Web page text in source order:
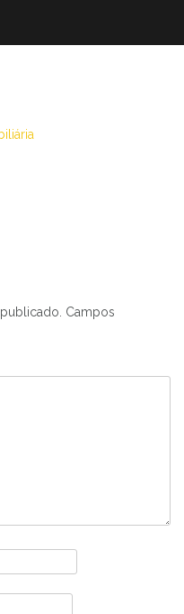
Campos